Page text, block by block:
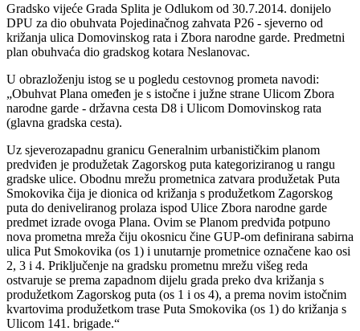
Gradsko vijeće Grada Splita je Odlukom od 30.7.2014. donijelo
DPU za dio obuhvata Pojedinačnog zahvata P26 - sjeverno od
križanja ulica Domovinskog rata i Zbora narodne garde. Predmetni
plan obuhvaća dio gradskog kotara Neslanovac.
U obrazloženju istog se u pogledu cestovnog prometa navodi:
„Obuhvat Plana omeđen je s istočne i južne strane Ulicom Zbora
narodne garde - državna cesta D8 i Ulicom Domovinskog rata
(glavna gradska cesta).
Uz sjeverozapadnu granicu Generalnim urbanističkim planom
predviđen je produžetak Zagorskog puta kategoriziranog u rangu
gradske ulice. Obodnu mrežu prometnica zatvara produžetak Puta
Smokovika čija je dionica od križanja s produžetkom Zagorskog
puta do deniveliranog prolaza ispod Ulice Zbora narodne garde
predmet izrade ovoga Plana. Ovim se Planom predviđa potpuno
nova prometna mreža čiju okosnicu čine GUP-om definirana sabirna
ulica Put Smokovika (os 1) i unutarnje prometnice označene kao osi
2, 3 i 4. Priključenje na gradsku prometnu mrežu višeg reda
ostvaruje se prema zapadnom dijelu grada preko dva križanja s
produžetkom Zagorskog puta (os 1 i os 4), a prema novim istočnim
kvartovima produžetkom trase Puta Smokovika (os 1) do križanja s
Ulicom 141. brigade.“